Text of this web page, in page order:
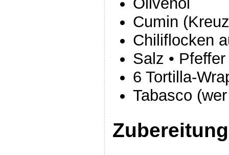
Cumin
Chiliflocken
Salz • Pfeffer
6 Tortilla-
Tabasco